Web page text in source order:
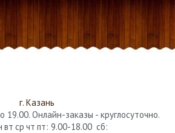
г. Казань
19.00. Онлайн-заказы - круглосуточно.
вт ср чт пт: 9.00-18.00 сб: